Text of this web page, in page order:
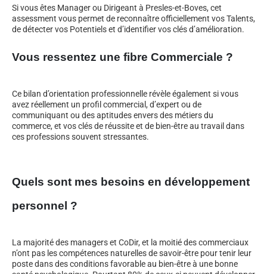
Si vous êtes Manager ou Dirigeant à Presles-et-Boves, cet
assessment vous permet de reconnaître officiellement vos Talents,
de détecter vos Potentiels et d’identifier vos clés d’amélioration.
Vous ressentez une fibre Commerciale ?
Ce bilan d’orientation professionnelle révèle également si vous
avez réellement un profil commercial, d’expert ou de
communiquant ou des aptitudes envers des métiers du
commerce, et vos clés de réussite et de bien-être au travail dans
ces professions souvent stressantes.
Quels sont mes besoins en développement
personnel ?
La majorité des managers et CoDir, et la moitié des commerciaux
n’ont pas les compétences naturelles de savoir-être pour tenir leur
poste dans des conditions favorable au bien-être à une bonne